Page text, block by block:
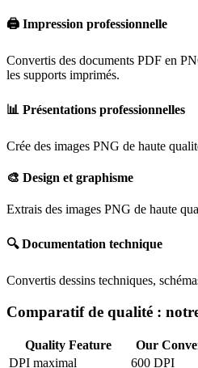
🖨️ Impression professionnelle
Convertis des documents PDF en
les supports imprimés.
📊 Présentations professionnelles
Crée des images PNG de haute
🎨 Design et graphisme
Extrais des images PNG de haute
🔍 Documentation technique
Convertis dessins techniques,
Comparatif de qualité :
Quality Feature Our
DPI maximal
600 DPI